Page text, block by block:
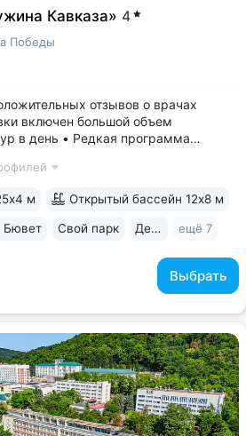
Кавказа» 4
Победы
отзывов о врачах
включен большой объем
в день • Редкая программа
анализов и УЗИ, процедуры,
Выбрать
м Открытый бассейн 12х8 м
Бювет Свой парк Дети с 0 лет ещё 7